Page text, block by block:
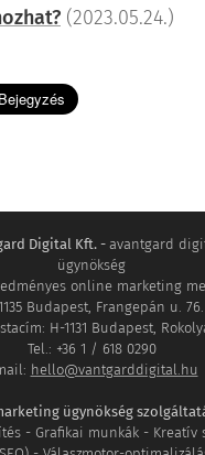
(2023.05.24.)
Digital Kft. - avantgard
ügynökség
online marketing
Budapest, Frangepán u.
H-1131 Budapest,
Tel.: +36 1 / 618 0290
hello@vantgarddigital.hu
ügynökség
- Grafikai munkák - Kreatív